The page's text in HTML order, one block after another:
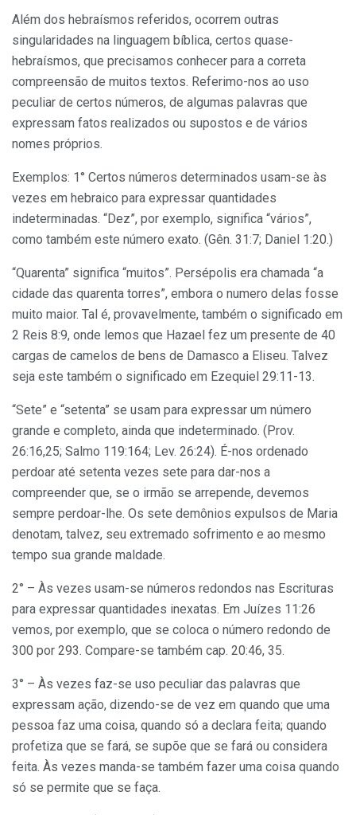
Além dos hebraísmos referidos, ocorrem outras
singularidades na linguagem bíblica, certos quase-
hebraísmos, que precisamos conhecer para a correta
compreensão de muitos textos. Referimo-nos ao uso
peculiar de certos números, de algumas palavras que
expressam fatos realizados ou supostos e de vários
nomes próprios.
Exemplos: 1° Certos números determinados usam-se às
vezes em hebraico para expressar quantidades
indeterminadas. “Dez”, por exemplo, significa “vários”,
como também este número exato. (Gên. 31:7; Daniel 1:20.)
“Quarenta” significa “muitos”. Persépolis era chamada “a
cidade das quarenta torres”, embora o numero delas fosse
muito maior. Tal é, provavelmente, também o significado em
2 Reis 8:9, onde lemos que Hazael fez um presente de 40
cargas de camelos de bens de Damasco a Eliseu. Talvez
seja este também o significado em Ezequiel 29:11-13.
“Sete” e “setenta” se usam para expressar um número
grande e completo, ainda que indeterminado. (Prov.
26:16,25; Salmo 119:164; Lev. 26:24). É-nos ordenado
perdoar até setenta vezes sete para dar-nos a
compreender que, se o irmão se arrepende, devemos
sempre perdoar-lhe. Os sete demônios expulsos de Maria
denotam, talvez, seu extremado sofrimento e ao mesmo
tempo sua grande maldade.
2° – Às vezes usam-se números redondos nas Escrituras
para expressar quantidades inexatas. Em Juízes 11:26
vemos, por exemplo, que se coloca o número redondo de
300 por 293. Compare-se também cap. 20:46, 35.
3° – Às vezes faz-se uso peculiar das palavras que
expressam ação, dizendo-se de vez em quando que uma
pessoa faz uma coisa, quando só a declara feita; quando
profetiza que se fará, se supõe que se fará ou considera
feita. Às vezes manda-se também fazer uma coisa quando
só se permite que se faça.